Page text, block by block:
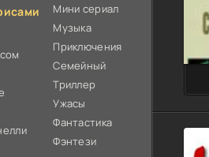
Мини сериал
Музыка
Приключения
Семейный
Триллер
Ужасы
Фантастика
Фэнтези